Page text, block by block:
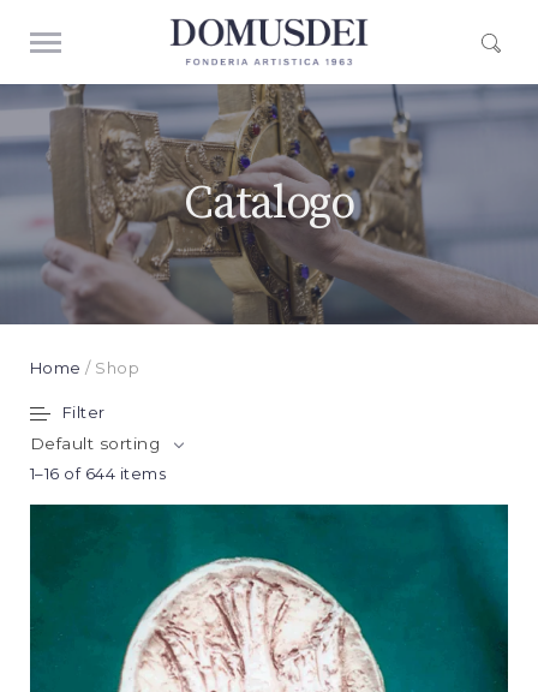
Catalogo
Home / Shop
1–16 of 644 items
Default sorting
Filter